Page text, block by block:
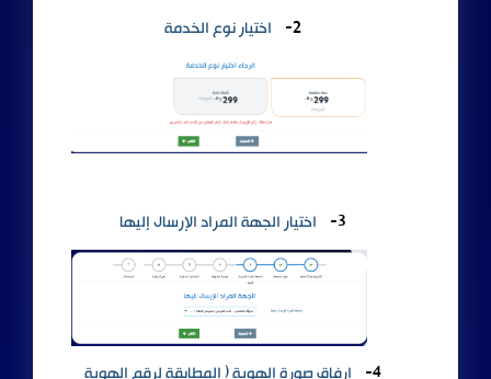
2- اختيار نوع الخدمة
3- اختيار الجهة المراد الإرسال إليها
4- ارفاق صورة الهوية ( المطابقة لرقم الهوية